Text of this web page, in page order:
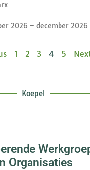
2026 – december 2026
1 2 3 4 5
Koepel
Organisaties